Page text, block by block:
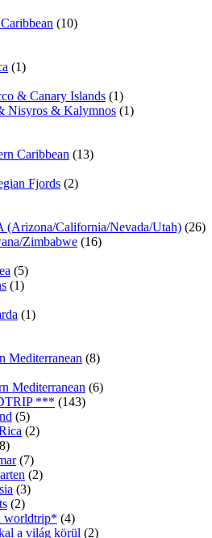
(10)
(1)
& Canary Islands (1)
Nisyros & Kalymnos (1)
Caribbean (13)
Fjords (2)
(Arizona/California/Nevada/Utah) (26)
Zimbabwe (16)
(5)
(1)
(1)
Mediterranean (8)
Mediterranean (6)
*** (143)
(5)
(2)
(7)
(2)
(3)
(2)
worldtrip* (4)
a világ körül (2)